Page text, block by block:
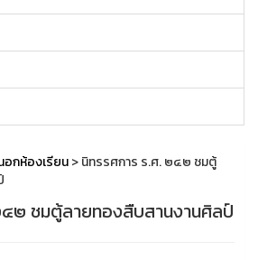
อกห้องเรียน> นิทรรศการ ร.ศ. ๒๔๒ ชมตู้
๔๒ ชมตู้ลายทองสืบสานงานศิลป์